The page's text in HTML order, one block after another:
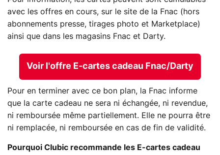
avec les offres en cours, sur le site de la Fnac (hors
abonnements presse, tirages photo et Marketplace)
ainsi que dans les magasins Fnac et Darty.
Voir l'offre E-cartes cadeau Fnac/Darty
Pour en terminer avec ce bon plan, la Fnac informe
que la carte cadeau ne sera ni échangée, ni revendue,
ni remboursée même partiellement. Elle ne pourra être
ni remplacée, ni remboursée en cas de fin de validité.
Pourquoi Clubic recommande les E-cartes cadeau